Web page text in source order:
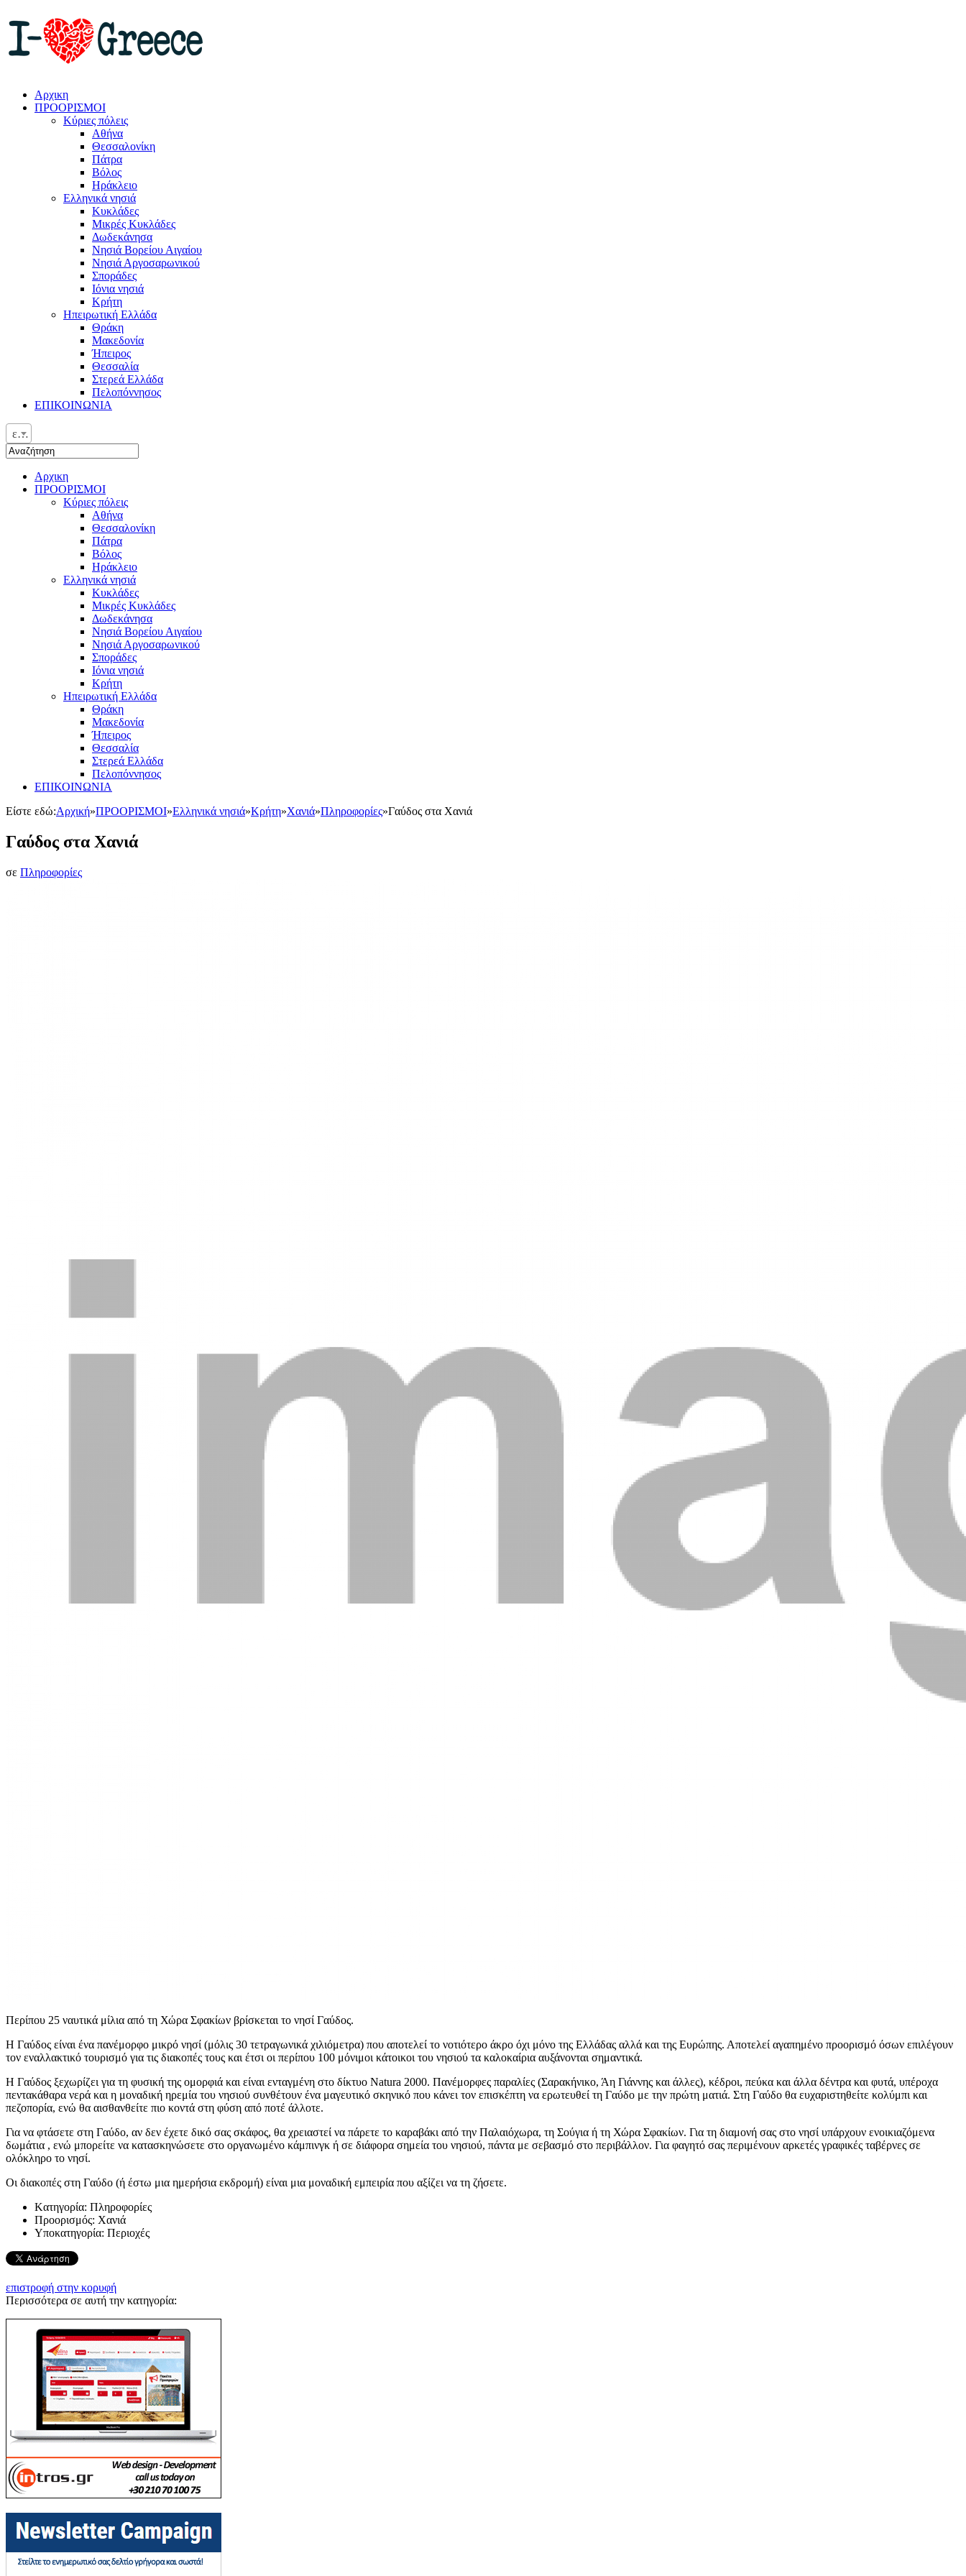
Αρχικη
ΠΡΟΟΡΙΣΜΟΙ
Κύριες πόλεις
Αθήνα
Θεσσαλονίκη
Πάτρα
Βόλος
Ηράκλειο
Ελληνικά νησιά
Κυκλάδες
Μικρές Κυκλάδες
Δωδεκάνησα
Νησιά Βορείου Αιγαίου
Νησιά Αργοσαρωνικού
Σποράδες
Ιόνια νησιά
Κρήτη
Ηπειρωτική Ελλάδα
Θράκη
Μακεδονία
Ήπειρος
Θεσσαλία
Στερεά Ελλάδα
Πελοπόννησος
ΕΠΙΚΟΙΝΩΝΙΑ
ελ
Αρχικη
ΠΡΟΟΡΙΣΜΟΙ
Κύριες πόλεις
Αθήνα
Θεσσαλονίκη
Πάτρα
Βόλος
Ηράκλειο
Ελληνικά νησιά
Κυκλάδες
Μικρές Κυκλάδες
Δωδεκάνησα
Νησιά Βορείου Αιγαίου
Νησιά Αργοσαρωνικού
Σποράδες
Ιόνια νησιά
Κρήτη
Ηπειρωτική Ελλάδα
Θράκη
Μακεδονία
Ήπειρος
Θεσσαλία
Στερεά Ελλάδα
Πελοπόννησος
ΕΠΙΚΟΙΝΩΝΙΑ
Είστε εδώ:Αρχική»ΠΡΟΟΡΙΣΜΟΙ»Ελληνικά νησιά»Κρήτη»Χανιά»Πληροφορίες»Γαύδος στα Χανιά
Γαύδος στα Χανιά
σε Πληροφορίες
Περίπου 25 ναυτικά μίλια από τη Χώρα Σφακίων βρίσκεται το νησί Γαύδος.
Η Γαύδος είναι ένα πανέμορφο μικρό νησί (μόλις 30 τετραγωνικά χιλιόμετρα) που αποτελεί το νοτιότερο άκρο όχι μόνο της Ελλάδας αλλά και της Ευρώπης. Αποτελεί αγαπημένο προορισμό όσων επιλέγουν
τον εναλλακτικό τουρισμό για τις διακοπές τους και έτσι οι περίπου 100 μόνιμοι κάτοικοι του νησιού τα καλοκαίρια αυξάνονται σημαντικά.
Η Γαύδος ξεχωρίζει για τη φυσική της ομορφιά και είναι ενταγμένη στο δίκτυο Natura 2000. Πανέμορφες παραλίες (Σαρακήνικο, Άη Γιάννης και άλλες), κέδροι, πεύκα και άλλα δέντρα και φυτά, υπέροχα
πεντακάθαρα νερά και η μοναδική ηρεμία του νησιού συνθέτουν ένα μαγευτικό σκηνικό που κάνει τον επισκέπτη να ερωτευθεί τη Γαύδο με την πρώτη ματιά. Στη Γαύδο θα ευχαριστηθείτε κολύμπι και
πεζοπορία, ενώ θα αισθανθείτε πιο κοντά στη φύση από ποτέ άλλοτε.
Για να φτάσετε στη Γαύδο, αν δεν έχετε δικό σας σκάφος, θα χρειαστεί να πάρετε το καραβάκι από την Παλαιόχωρα, τη Σούγια ή τη Χώρα Σφακίων. Για τη διαμονή σας στο νησί υπάρχουν ενοικιαζόμενα
δωμάτια , ενώ μπορείτε να κατασκηνώσετε στο οργανωμένο κάμπινγκ ή σε διάφορα σημεία του νησιού, πάντα με σεβασμό στο περιβάλλον. Για φαγητό σας περιμένουν αρκετές γραφικές ταβέρνες σε
ολόκληρο το νησί.
Οι διακοπές στη Γαύδο (ή έστω μια ημερήσια εκδρομή) είναι μια μοναδική εμπειρία που αξίζει να τη ζήσετε.
Kατηγορία: Πληροφορίες
Προορισμός: Χανιά
Υποκατηγορία: Περιοχές
επιστροφή στην κορυφή
Περισσότερα σε αυτή την κατηγορία: